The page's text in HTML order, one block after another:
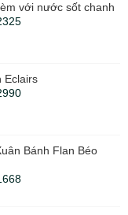
với nước sốt chanh
Eclairs
Bánh Flan Béo